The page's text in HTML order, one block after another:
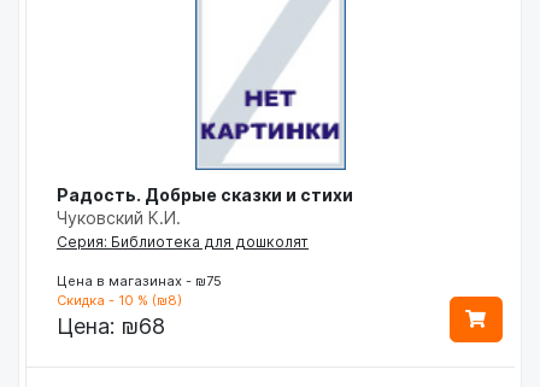
Радость. Добрые сказки и стихи
Чуковский К.И.
Серия: Библиотека для дошколят
Цена в магазинах - ₪75
Скидка - 10 % (₪8)
Цена: ₪68